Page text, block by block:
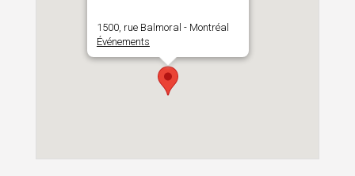
1500, rue Balmoral - Montréal
Événements